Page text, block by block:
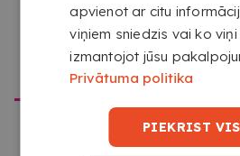
DOTIES UZ
izšķirtspēju.
ĀTRA PIEGĀDE
Saņem savu pasūtījumu 6–9
dienas darba dienu laikā.
Katru izdruku veicam mūsu
ražošanas centrā.
apvienot ar citu
viņiem sniedzis vai ko
izmantojot jūsu
Privātuma politika
PIEKRIST